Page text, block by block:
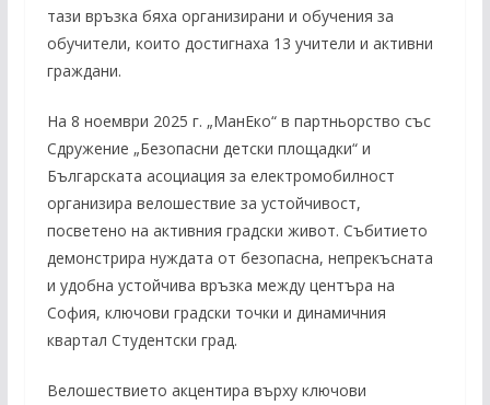
тази връзка бяха организирани и обучения за
обучители, които достигнаха 13 учители и активни
граждани.
На 8 ноември 2025 г. „МанЕко“ в партньорство със
Сдружение „Безопасни детски площадки“ и
Българската асоциация за електромобилност
организира велошествие за устойчивост,
посветено на активния градски живот. Събитието
демонстрира нуждата от безопасна, непрекъсната
и удобна устойчива връзка между центъра на
София, ключови градски точки и динамичния
квартал Студентски град.
Велошествието акцентира върху ключови